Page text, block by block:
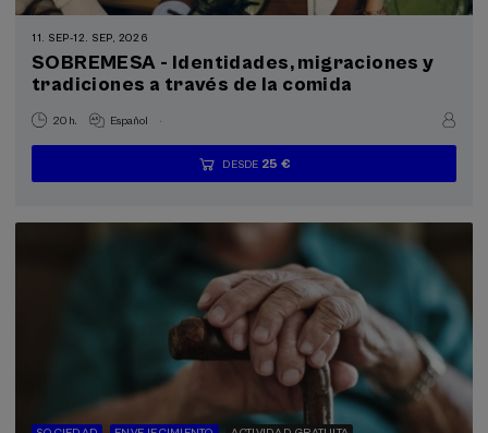
11. SEP-12. SEP, 2026
SOBREMESA - Identidades, migraciones y
tradiciones a través de la comida
20 h. Español .
...
DESDE 25 €
Últimas
plazas
Gratuito
Fecha
pasada
Lista
de
Plazo
de